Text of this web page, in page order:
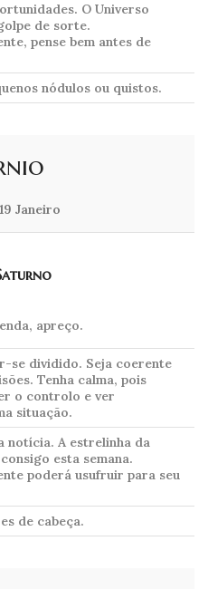
O Universo
de sorte.
pense bem antes de
nódulos ou quistos.
Janeiro
apreço.
se dividido. Seja coerente
Tenha calma, pois
o controlo e ver
situação.
notícia. A estrelinha da
esta semana.
poderá usufruir para seu
de cabeça.